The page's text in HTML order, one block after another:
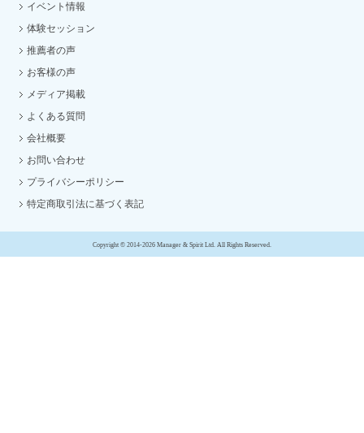
イベント情報
体験セッション
推薦者の声
お客様の声
メディア掲載
よくある質問
会社概要
お問い合わせ
プライバシーポリシー
特定商取引法に基づく表記
Copyright © 2014-2026 Manager & Spirit Ltd. All Rights Reserved.